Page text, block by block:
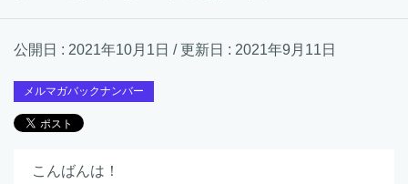
公開日 : 2021年10月1日 / 更新日 : 2021年9月11日
メルマガバックナンバー
こんばんは！